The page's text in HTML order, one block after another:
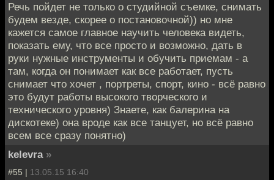
Речь пойдет не только о студийной съемке, снимать
будем везде, скорее о постановочной)) но мне
кажется самое главное научить человека видеть,
показать ему, что все просто и возможно, дать в
руки нужные инструменты и обучить приемам - а
там, когда он понимает как все работает, пусть
снимает что хочет , портреты, спорт, кино - всё равно
это будут работы высокого творческого и
технического уровня) Знаете, как балерина на
дискотеке) она вроде как все танцует, но всё равно
всем все сразу понятно)
kelevra »
#55 | 13.05.15 16:40